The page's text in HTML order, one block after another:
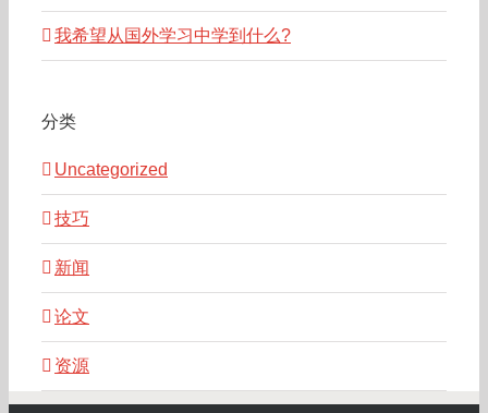
我希望从国外学习中学到什么?
分类
Uncategorized
技巧
新闻
论文
资源